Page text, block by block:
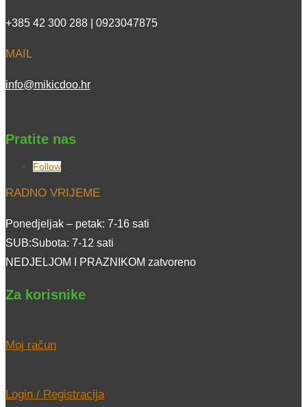
+385 42 300 288 | 0923047875
MAIL
info@mikicdoo.hr
Pratite nas
Follow
RADNO VRIJEME
Ponedjeljak – petak: 7-16 sati
SUB:Subota: 7-12 sati
NEDJELJOM I PRAZNIKOM zatvoreno
Za korisnike
Moj račun
Login / Registracija